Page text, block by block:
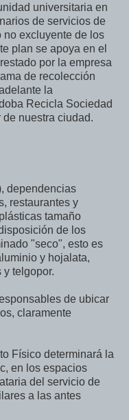
universitaria en
de servicios de
no excluyente de los
plan se apoya en el
por la empresa
de recolección
la
Recicla Sociedad
nuestra ciudad.
dependencias
restaurantes y
tamaño
de los
"seco", esto es
y hojalata,
y telgopor.
de ubicar
claramente
Físico determinará la
en los espacios
del servicio de
a las antes